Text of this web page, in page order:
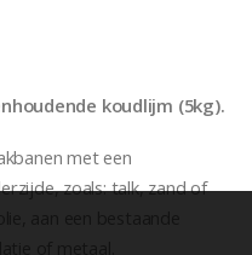
koudlijm (5kg).
met een
zoals: talk, zand of